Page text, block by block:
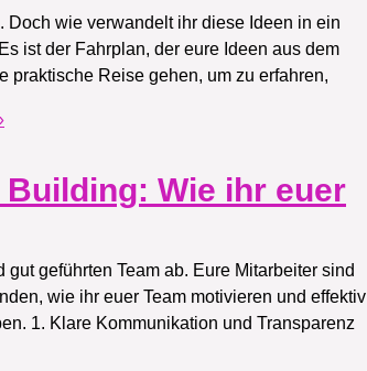
Doch wie verwandelt ihr diese Ideen in ein
ist der Fahrplan, der eure Ideen aus dem
praktische Reise gehen, um zu erfahren,
Wie ihr euer
geführten Team ab. Eure Mitarbeiter sind
wie ihr euer Team motivieren und effektiv
1. Klare Kommunikation und Transparenz